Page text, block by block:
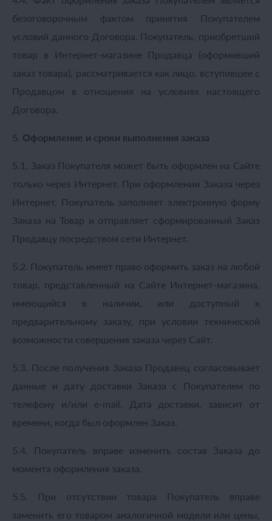
безоговорочным фактом принятия Покупателем
условий данного Договора. Покупатель, приобретший
товар в Интернет-магазине Продавца (оформивший
заказ товара), рассматривается как лицо, вступившее с
Продавцом в отношения на условиях настоящего
Договора.
5. Оформление и сроки выполнения заказа
5.1. Заказ Покупателя может быть оформлен на Сайте
только через Интернет. При оформлении Заказа через
Интернет, Покупатель заполняет электронную форму
Заказа на Товар и отправляет сформированный Заказ
Продавцу посредством сети Интернет.
5.2. Покупатель имеет право оформить заказ на любой
товар, представленный на Сайте Интернет-магазина,
имеющийся в наличии, или доступный к
предварительному заказу, при условии технической
возможности совершения заказа через Сайт.
5.3. После получения Заказа Продавец согласовывает
данные и дату доставки Заказа с Покупателем по
телефону и/или e-mail. Дата доставки, зависит от
времени, когда был оформлен Заказ.
5.4. Покупатель вправе изменить состав Заказа до
момента оформления заказа.
5.5. При отсутствии товара Покупатель вправе
заменить его товаром аналогичной модели или цены,